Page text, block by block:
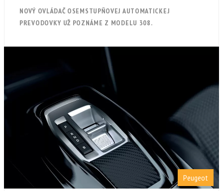
NOVÝ OVLÁDAČ OSEMSTUPŇOVEJ AUTOMATICKEJ
PREVODOVKY UŽ POZNÁME Z MODELU 308.
Peugeot